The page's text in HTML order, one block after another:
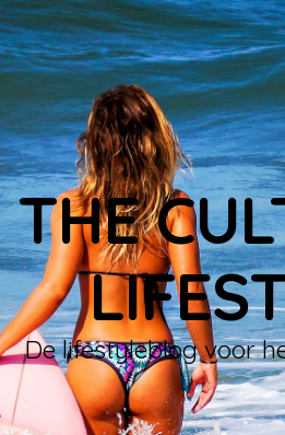
THE
De lifestyleblog voor